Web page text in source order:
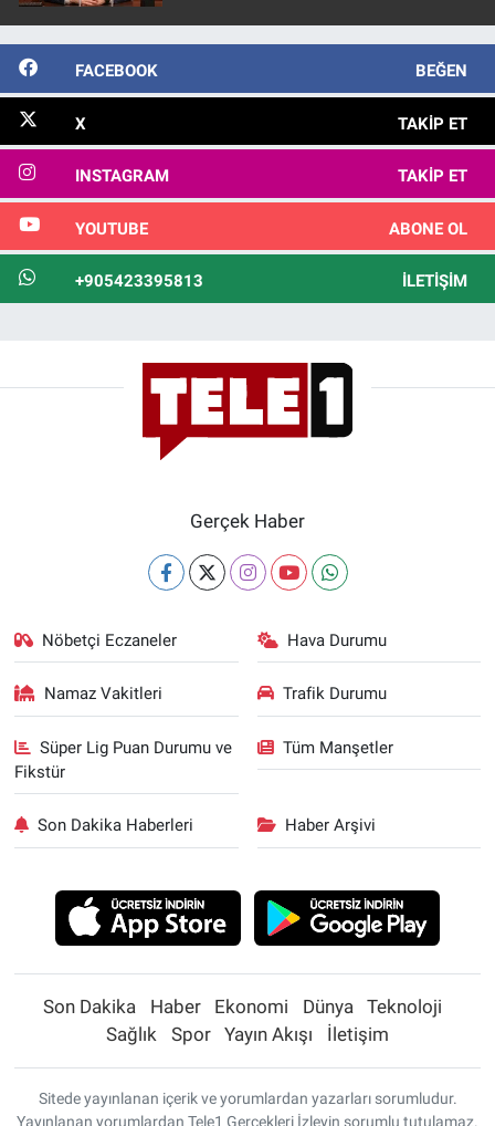
FACEBOOK BEĞEN
X TAKIP ET
INSTAGRAM TAKIP ET
YOUTUBE ABONE OL
+905423395813 İLETIŞIM
Gerçek Haber
Nöbetçi Eczaneler Hava Durumu
Namaz Vakitleri Trafik Durumu
Süper Lig Puan Durumu ve
Fikstür
Tüm Manşetler
Son Dakika Haberleri Haber Arşivi
Son Dakika Haber Ekonomi Dünya
Teknoloji
Sağlık
Spor Yayın Akışı İletişim
Sitede yayınlanan içerik ve yorumlardan yazarları sorumludur.
Yayınlanan yorumlardan Tele1 Gerçekleri İzleyin sorumlu tutulamaz.